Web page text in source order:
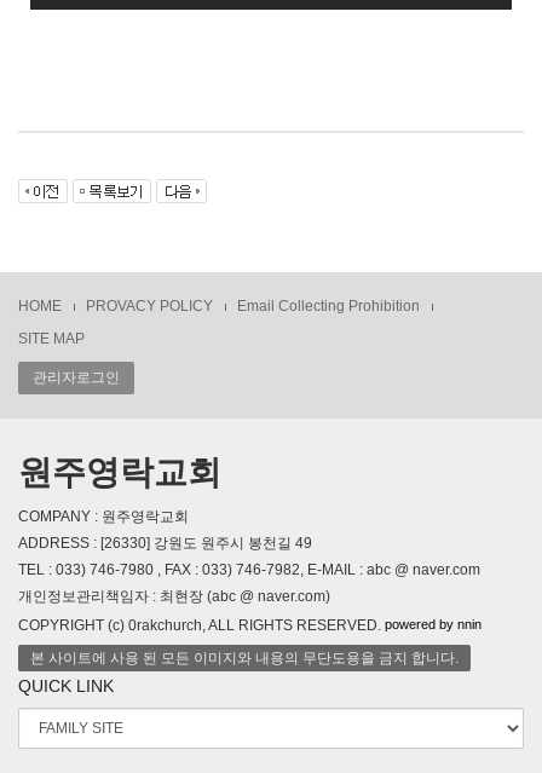
HOME PROVACY POLICY
Email Collecting Prohibition
SITE MAP
관리자로그인
원주영락교회
COMPANY : 원주영락교회
ADDRESS : [26330] 강원도 원주시 봉천길 49
TEL : 033) 746-7980 , FAX : 033) 746-7982, E-MAIL : abc @ naver.com
개인정보관리책임자 : 최현장 (abc @ naver.com)
COPYRIGHT (c) 0rakchurch, ALL RIGHTS RESERVED. powered by nnin
본 사이트에 사용 된 모든 이미지와 내용의 무단도용을 금지 합니다.
QUICK LINK